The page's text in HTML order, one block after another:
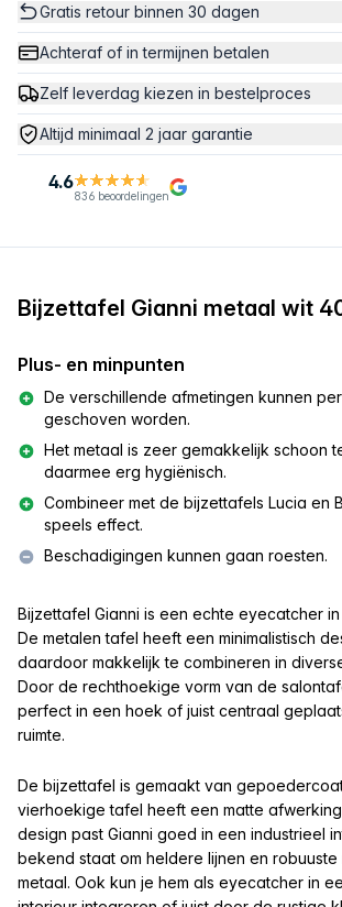
Gratis retour binnen 30 dagen
Achteraf of in termijnen betalen
Zelf leverdag kiezen in bestelproces
Altijd minimaal 2 jaar garantie
4.6
836 beoordelingen
Bijzettafel Gianni metaal wit
Plus- en minpunten
De verschillende afmetingen kunnen
geschoven worden.
Het metaal is zeer gemakkelijk schoon
daarmee erg hygiënisch.
Combineer met de bijzettafels Lucia en
speels effect.
Beschadigingen kunnen gaan roesten.
​Bijzettafel Gianni is een echte eyecatcher
De metalen tafel heeft een minimalistisch
daardoor makkelijk te combineren in
Door de rechthoekige vorm van de
perfect in een hoek of juist centraal
ruimte.
De bijzettafel is gemaakt van
vierhoekige tafel heeft een matte
design past Gianni goed in een industrieel
bekend staat om heldere lijnen en
metaal. Ook kun je hem als eyecatcher in